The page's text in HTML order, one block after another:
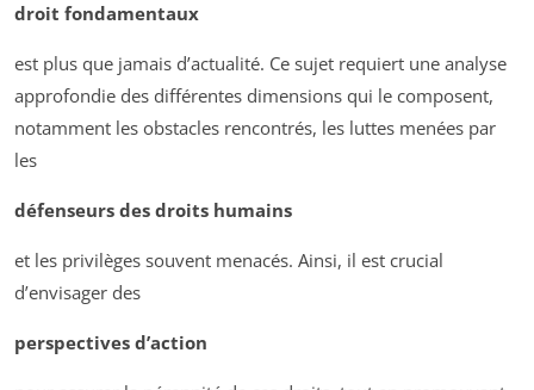
droit fondamentaux
est plus que jamais d’actualité. Ce sujet requiert une analyse
approfondie des différentes dimensions qui le composent,
notamment les obstacles rencontrés, les luttes menées par
les
défenseurs des droits humains
et les privilèges souvent menacés. Ainsi, il est crucial
d’envisager des
perspectives d’action